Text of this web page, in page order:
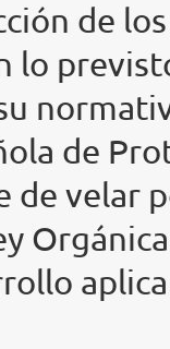
de
lo
de
de velar